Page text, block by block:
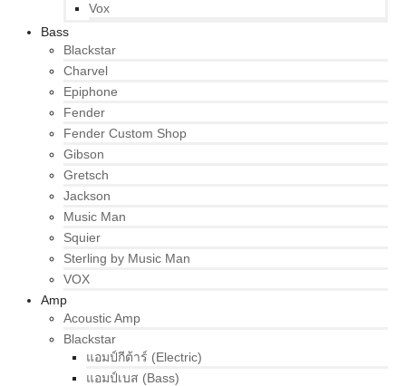
Vox
Bass
Blackstar
Charvel
Epiphone
Fender
Fender Custom Shop
Gibson
Gretsch
Jackson
Music Man
Squier
Sterling by Music Man
VOX
Amp
Acoustic Amp
Blackstar
แอมป์กีต้าร์ (Electric)
แอมป์เบส (Bass)